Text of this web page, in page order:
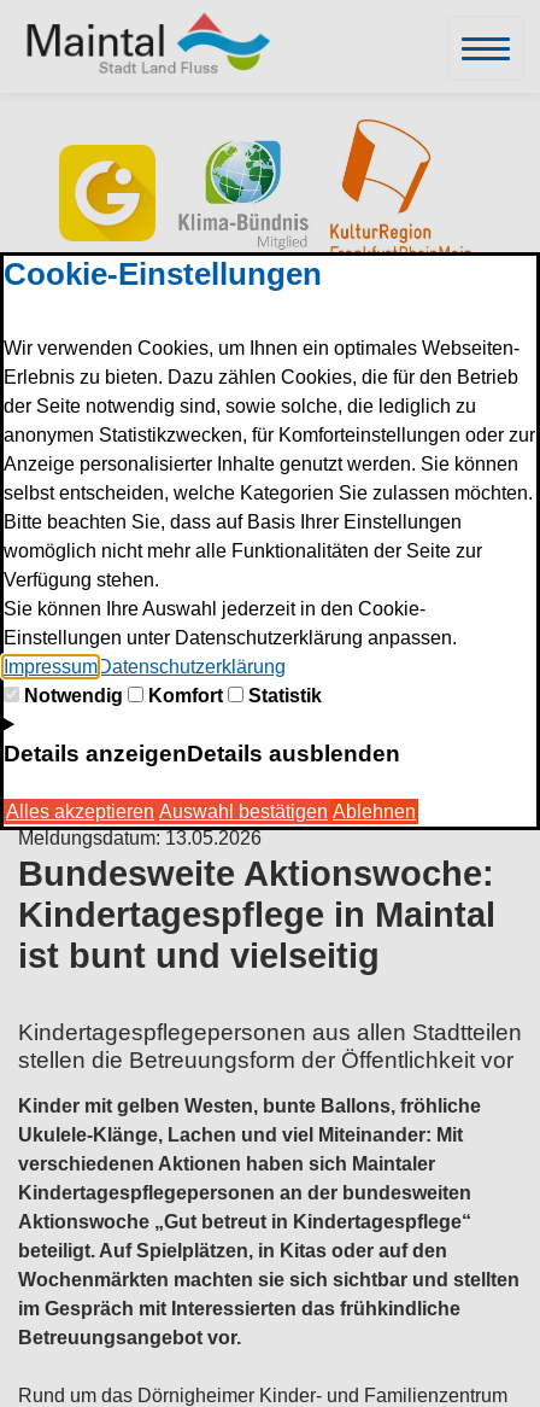
Cookie-Einstellungen
Wir verwenden Cookies, um Ihnen ein optimales Webseiten-
Erlebnis zu bieten. Dazu zählen Cookies, die für den Betrieb
der Seite notwendig sind, sowie solche, die lediglich zu
anonymen Statistikzwecken, für Komforteinstellungen oder zur
Anzeige personalisierter Inhalte genutzt werden. Sie können
selbst entscheiden, welche Kategorien Sie zulassen möchten.
Bitte beachten Sie, dass auf Basis Ihrer Einstellungen
womöglich nicht mehr alle Funktionalitäten der Seite zur
Verfügung stehen.
Sie können Ihre Auswahl jederzeit in den Cookie-
Einstellungen unter Datenschutzerklärung anpassen.
ImpressumDatenschutzerklärung
Notwendig
Komfort Statistik
Details anzeigenDetails ausblenden
Alles akzeptieren Auswahl bestätigen Ablehnen
Meldungsdatum: 13.05.2026
Bundesweite Aktionswoche:
Kindertagespflege in Maintal
ist bunt und vielseitig
Kindertagespflegepersonen aus allen Stadtteilen
stellen die Betreuungsform der Öffentlichkeit vor
Kinder mit gelben Westen, bunte Ballons, fröhliche
Ukulele-Klänge, Lachen und viel Miteinander: Mit
verschiedenen Aktionen haben sich Maintaler
Kindertagespflegepersonen an der bundesweiten
Aktionswoche „Gut betreut in Kindertagespflege“
beteiligt. Auf Spielplätzen, in Kitas oder auf den
Wochenmärkten machten sie sich sichtbar und stellten
im Gespräch mit Interessierten das frühkindliche
Betreuungsangebot vor.
Rund um das Dörnigheimer Kinder- und Familienzentrum